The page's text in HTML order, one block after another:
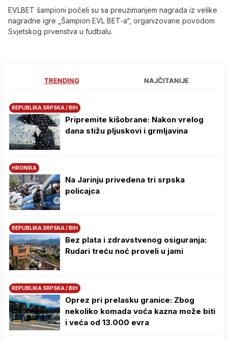
EVLBET šampioni počeli su sa preuzimanjem nagrada iz velike
nagradne igre „Šampion EVL BET-a“, organizovane povodom
Svjetskog prvenstva u fudbalu.
TRENDING NAJČITANIJE
REPUBLIKA SRPSKA / BIH
Pripremite kišobrane: Nakon vrelog
dana stižu pljuskovi i grmljavina
HRONIKA
Na Јarinju privedena tri srpska
policajca
REPUBLIKA SRPSKA / BIH
Bez plata i zdravstvenog osiguranja:
Rudari treću noć proveli u jami
REPUBLIKA SRPSKA / BIH
Oprez pri prelasku granice: Zbog
nekoliko komada voća kazna može biti
i veća od 13.000 evra